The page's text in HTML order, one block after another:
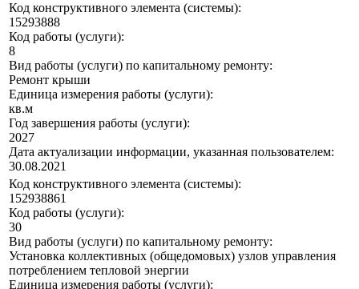
Код конструктивного элемента (системы):
15293888
Код работы (услуги):
8
Вид работы (услуги) по капитальному ремонту:
Ремонт крыши
Единица измерения работы (услуги):
кв.м
Год завершения работы (услуги):
2027
Дата актуализации информации, указанная пользователем:
30.08.2021
Код конструктивного элемента (системы):
152938861
Код работы (услуги):
30
Вид работы (услуги) по капитальному ремонту:
Установка коллективных (общедомовых) узлов управления
потреблением тепловой энергии
Единица измерения работы (услуги):